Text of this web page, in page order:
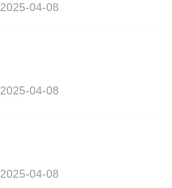
2025-04-08
2025-04-08
2025-04-08